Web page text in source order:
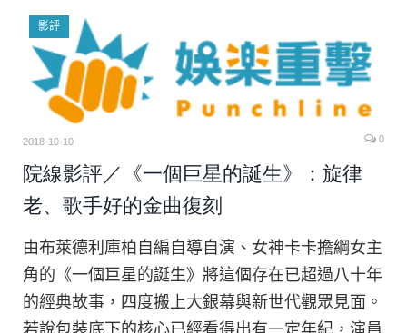
影評
2018-10-10 0
院線影評／《一個巨星的誕生》：旋律
老、歌手好的金曲復刻
由布萊德利庫柏自編自導自演、女神卡卡擔綱女主
角的《一個巨星的誕生》將這個存在已超過八十年
的經典故事，四度搬上大銀幕與新世代觀眾見面。